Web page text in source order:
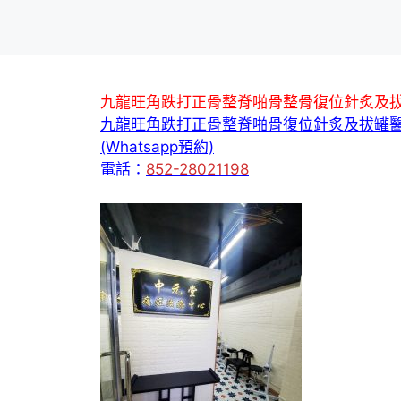
九龍旺角跌打正骨整脊啪骨整骨復位針炙及
九龍旺角跌打正骨整脊啪骨復位針炙及拔罐
(Whatsapp預約)
電話： 852-28021198